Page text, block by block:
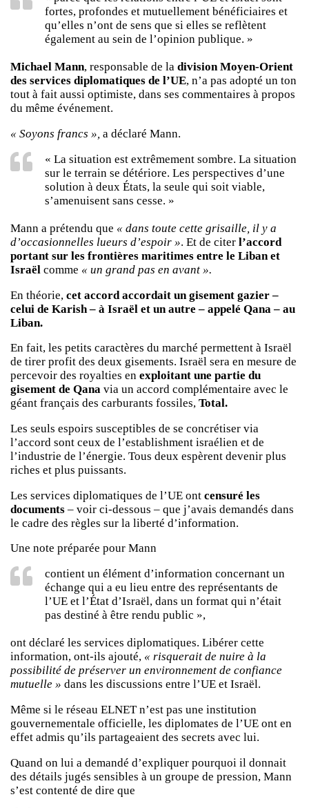
fortes, profondes et mutuellement bénéficiaires et
qu’elles n’ont de sens que si elles se reflètent
également au sein de l’opinion publique. »
Michael Mann, responsable de la division Moyen-Orient
des services diplomatiques de l’UE, n’a pas adopté un ton
tout à fait aussi optimiste, dans ses commentaires à propos
du même événement.
« Soyons francs », a déclaré Mann.
« La situation est extrêmement sombre. La situation
sur le terrain se détériore. Les perspectives d’une
solution à deux États, la seule qui soit viable,
s’amenuisent sans cesse. »
Mann a prétendu que « dans toute cette grisaille, il y a
d’occasionnelles lueurs d’espoir ». Et de citer l’accord
portant sur les frontières maritimes entre le Liban et
Israël comme « un grand pas en avant ».
En théorie, cet accord accordait un gisement gazier –
celui de Karish – à Israël et un autre – appelé Qana – au
Liban.
En fait, les petits caractères du marché permettent à Israël
de tirer profit des deux gisements. Israël sera en mesure de
percevoir des royalties en exploitant une partie du
gisement de Qana via un accord complémentaire avec le
géant français des carburants fossiles, Total.
Les seuls espoirs susceptibles de se concrétiser via
l’accord sont ceux de l’establishment israélien et de
l’industrie de l’énergie. Tous deux espèrent devenir plus
riches et plus puissants.
Les services diplomatiques de l’UE ont censuré les
documents – voir ci-dessous – que j’avais demandés dans
le cadre des règles sur la liberté d’information.
Une note préparée pour Mann
contient un élément d’information concernant un
échange qui a eu lieu entre des représentants de
l’UE et l’État d’Israël, dans un format qui n’était
pas destiné à être rendu public »,
ont déclaré les services diplomatiques. Libérer cette
information, ont-ils ajouté, « risquerait de nuire à la
possibilité de préserver un environnement de confiance
mutuelle » dans les discussions entre l’UE et Israël.
Même si le réseau ELNET n’est pas une institution
gouvernementale officielle, les diplomates de l’UE ont en
effet admis qu’ils partageaient des secrets avec lui.
Quand on lui a demandé d’expliquer pourquoi il donnait
des détails jugés sensibles à un groupe de pression, Mann
s’est contenté de dire que